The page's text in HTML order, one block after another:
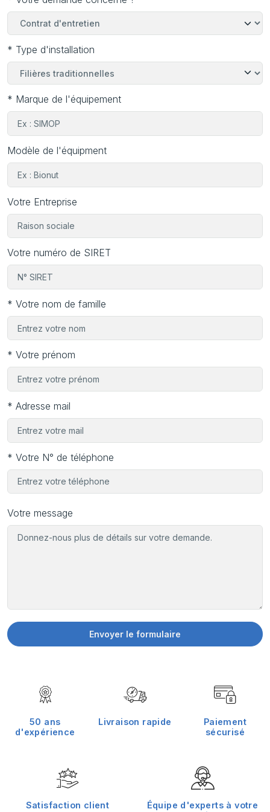
équipements nous avons élaboré avec les fabricants, des
protocoles d’interventions adaptés à chaque filière,
garantissant ainsi leur durabilité.
* Type d'installation
* Marque de l'équipement
Modèle de l'équipment
Votre Entreprise
Votre numéro de SIRET
* Votre nom de famille
* Votre prénom
* Adresse mail
* Votre N° de téléphone
Votre message
Envoyer le formulaire
50 ans
d'expérience
Livraison rapide
Paiement
sécurisé
Satisfaction client
Équipe d'experts à votre